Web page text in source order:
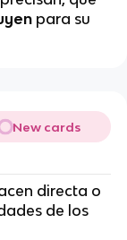
para su
New cards
directa o
de los